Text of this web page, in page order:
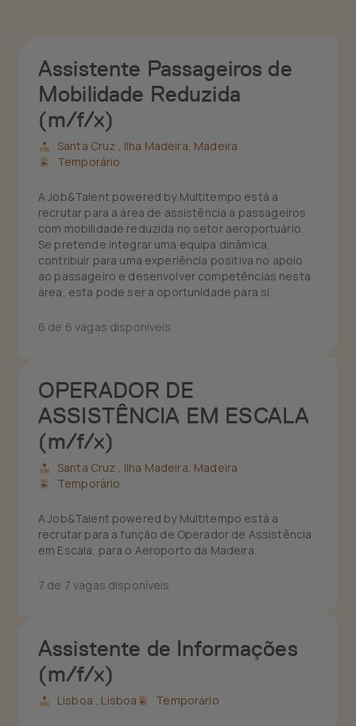
Assistente Passageiros de
Mobilidade Reduzida
(m/f/x)
Santa Cruz , Ilha Madeira, Madeira
Temporário
A Job&Talent powered by Multitempo está a
recrutar para a área de assistência a passageiros
com mobilidade reduzida no setor aeroportuário.
Se pretende integrar uma equipa dinâmica,
contribuir para uma experiência positiva no apoio
ao passageiro e desenvolver competências nesta
área, esta pode ser a oportunidade para si.
6 de 6 vagas disponíveis
OPERADOR DE
ASSISTÊNCIA EM ESCALA
(m/f/x)
Santa Cruz , Ilha Madeira, Madeira
Temporário
A Job&Talent powered by Multitempo está a
recrutar para a função de Operador de Assistência
em Escala, para o Aeroporto da Madeira.
7 de 7 vagas disponíveis
Assistente de Informações
(m/f/x)
Lisboa , Lisboa Temporário